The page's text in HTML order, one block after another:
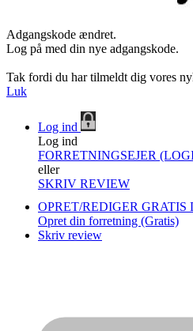
Adgangskode ændret.
Log på med din nye adgangskode.
Tak fordi du har tilmeldt dig vores
Luk
Log ind
Log ind
FORRETNINGSEJER
eller
SKRIV REVIEW
OPRET/REDIGER
Opret din forretning (Gratis)
Skriv review